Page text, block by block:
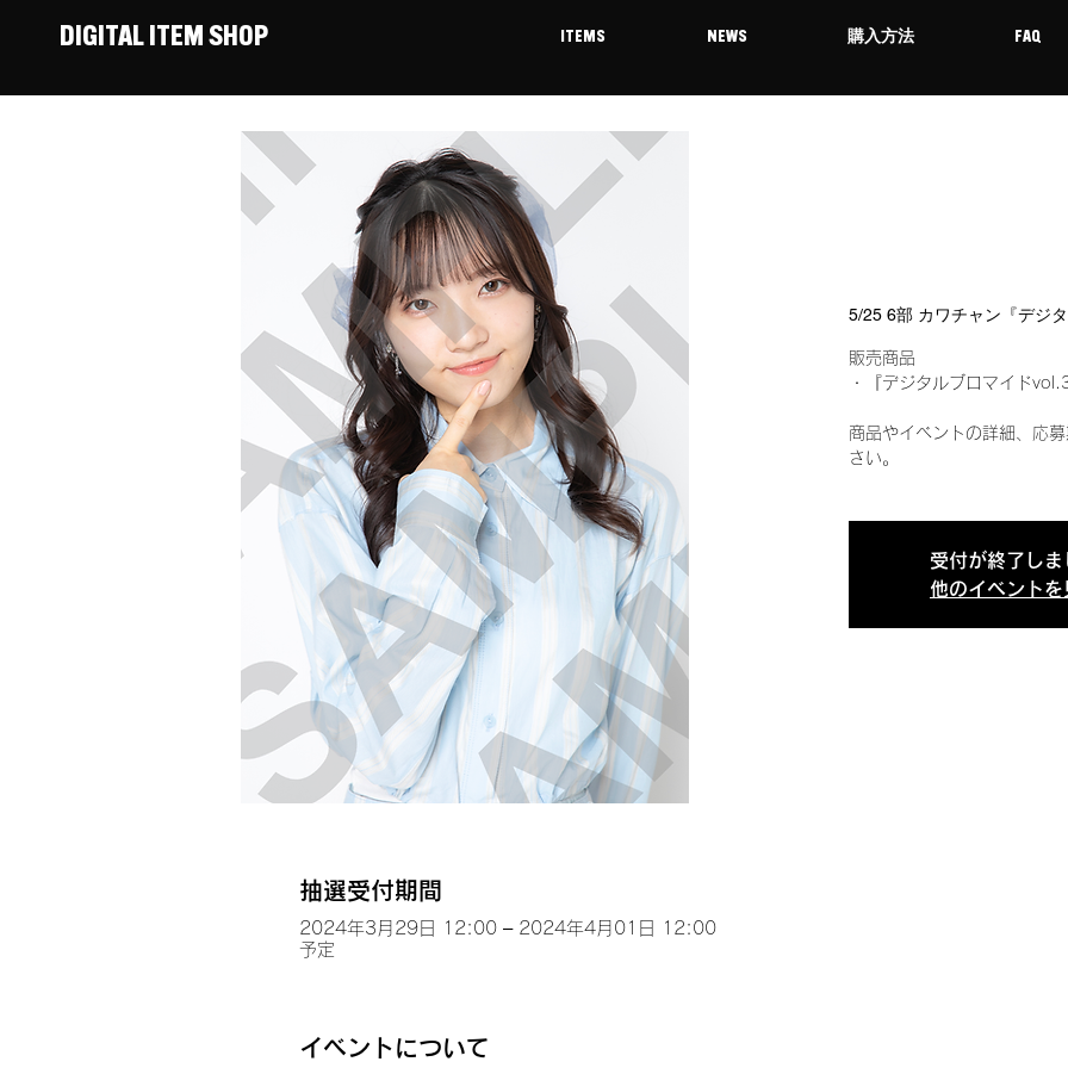
DIGITAL ITEM SHOP ITEMS NEWS 購入方法 FAQ
5/25 6部 カワチャン『デジ
販売商品
・『デジタルブロマイド
商品やイベントの詳細、応
さい。
受付が終了しま
他のイベントを
抽選受付期間
2024年3月29日 12:00 – 2024年4月01日 12:00
予定
イベントについて